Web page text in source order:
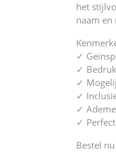
het
naam
✓
✓
✓
✓
✓
✓
Bestel